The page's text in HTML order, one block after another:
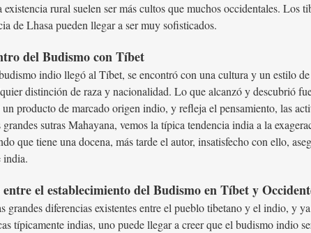
existencia rural suelen ser más cultos que muchos occidentales.
de Lhasa pueden llegar a ser muy sofisticados.
del Budismo con Tíbet
indio llegó al Tíbet, se encontró con una cultura y un estilo
distinción de raza y nacionalidad. Lo que alcanzó y descubrió
un producto de marcado origen indio, y refleja el pensamiento, las
grandes sutras Mahayana, vemos la típica tendencia india a la
que tiene una docena, más tarde el autor, insatisfecho con ello,
india.
el establecimiento del Budismo en Tíbet y
grandes diferencias existentes entre el pueblo tibetano y el indio, y
típicamente indias, uno puede llegar a creer que el budismo indio